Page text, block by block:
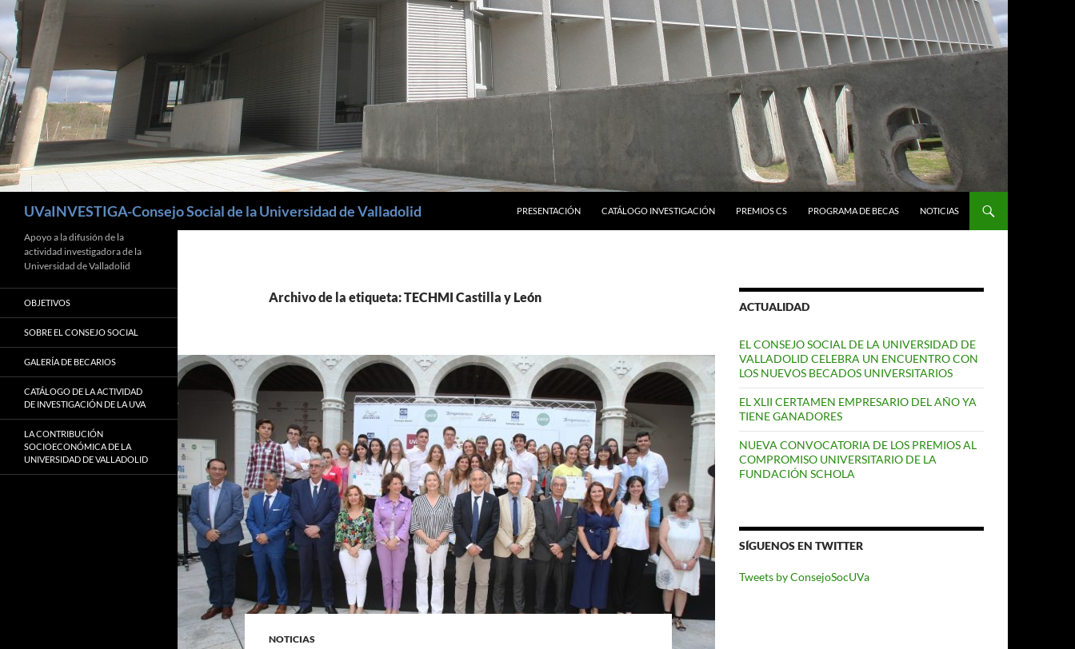
UVaINVESTIGA-Consejo Social de la Universidad de Valladolid
PRESENTACIÓN
CATÁLOGO INVESTIGACIÓN PREMIOS CS PROGRAMA DE BECAS NOTICIAS
Archivo de la etiqueta: TECHMI Castilla y León
NOTICIAS
ACTUALIDAD
EL CONSEJO SOCIAL DE LA UNIVERSIDAD DE
VALLADOLID CELEBRA UN ENCUENTRO CON
LOS NUEVOS BECADOS UNIVERSITARIOS
EL XLII CERTAMEN EMPRESARIO DEL AÑO YA
TIENE GANADORES
NUEVA CONVOCATORIA DE LOS PREMIOS AL
COMPROMISO UNIVERSITARIO DE LA
FUNDACIÓN SCHOLA
SÍGUENOS EN TWITTER
Tweets by ConsejoSocUVa
Apoyo a la difusión de la
actividad investigadora de la
Universidad de Valladolid
OBJETIVOS
SOBRE EL CONSEJO SOCIAL
GALERÍA DE BECARIOS
CATÁLOGO DE LA ACTIVIDAD
DE INVESTIGACIÓN DE LA UVA
LA CONTRIBUCIÓN
SOCIOECONÓMICA DE LA
UNIVERSIDAD DE VALLADOLID